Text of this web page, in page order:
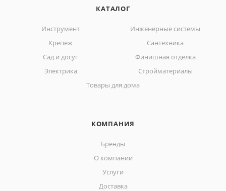
КАТАЛОГ
Инструмент
Инженерные системы
Крепеж
Сантехника
Сад и досуг
Финишная отделка
Электрика
Стройматериалы
Товары для дома
КОМПАНИЯ
Бренды
О компании
Услуги
Доставка